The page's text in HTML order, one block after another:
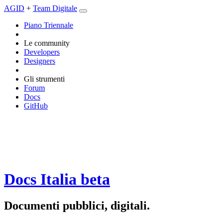
AGID + Team Digitale
Piano Triennale
Le community
Developers
Designers
Gli strumenti
Forum
Docs
GitHub
Docs Italia beta
Documenti pubblici, digitali.